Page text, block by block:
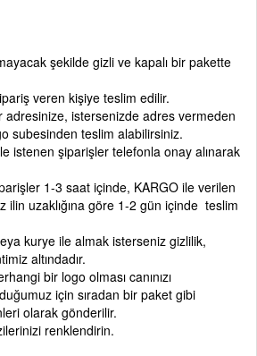
şekilde gizli ve kapalı bir pakette
veren kişiye teslim edilir.
adresinize, istersenizde adres vermeden
subesinden teslim alabilirsiniz.
istenen şiparişler telefonla onay alınarak
1-3 saat içinde, KARGO ile verilen
ilin uzaklığına göre 1-2 gün içinde teslim
kurye ile almak isterseniz gizlilik,
altındadır.
bir logo olması canınızı
için sıradan bir paket gibi
olarak gönderilir.
renklendirin.